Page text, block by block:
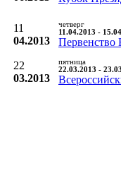
11
04.2013
четверг
11.04.2013 -
22
03.2013
пятница
22.03.2013 -